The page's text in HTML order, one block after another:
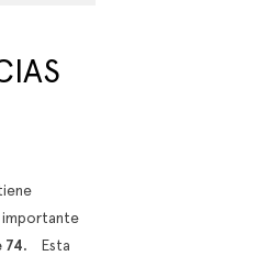
importante
74. Esta